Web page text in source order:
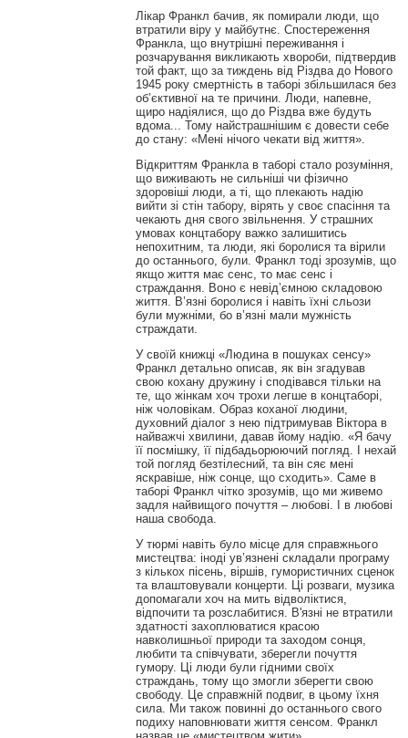
Лікар Франкл бачив, як помирали люди, що
втратили віру у майбутнє. Спостереження
Франкла, що внутрішні переживання і
розчарування викликають хвороби, підтвердив
той факт, що за тиждень від Різдва до Нового
1945 року смертність в таборі збільшилася без
об’єктивної на те причини. Люди, напевне,
щиро надіялися, що до Різдва вже будуть
вдома... Тому найстрашнішим є довести себе
до стану: «Мені нічого чекати від життя».
Відкриттям Франкла в таборі стало розуміння,
що виживають не сильніші чи фізично
здоровіші люди, а ті, що плекають надію
вийти зі стін табору, вірять у своє спасіння та
чекають дня свого звільнення. У страшних
умовах концтабору важко залишитись
непохитним, та люди, які боролися та вірили
до останнього, були. Франкл тоді зрозумів, що
якщо життя має сенс, то має сенс і
страждання. Воно є невід’ємною складовою
життя. В’язні боролися і навіть їхні сльози
були мужніми, бо в’язні мали мужність
страждати.
У своїй книжці «Людина в пошуках сенсу»
Франкл детально описав, як він згадував
свою кохану дружину і сподівався тільки на
те, що жінкам хоч трохи легше в концтаборі,
ніж чоловікам. Образ коханої людини,
духовний діалог з нею підтримував Віктора в
найважчі хвилини, давав йому надію. «Я бачу
її посмішку, її підбадьорюючий погляд. І нехай
той погляд безтілесний, та він сяє мені
яскравіше, ніж сонце, що сходить». Саме в
таборі Франкл чітко зрозумів, що ми живемо
задля найвищого почуття – любові. І в любові
наша свобода.
У тюрмі навіть було місце для справжнього
мистецтва: іноді ув’язнені складали програму
з кількох пісень, віршів, гумористичних сценок
та влаштовували концерти. Ці розваги, музика
допомагали хоч на мить відволіктися,
відпочити та розслабитися. В'язні не втратили
здатності захоплюватися красою
навколишньої природи та заходом сонця,
любити та співчувати, зберегли почуття
гумору. Ці люди були гідними своїх
страждань, тому що змогли зберегти свою
свободу. Це справжній подвиг, в цьому їхня
сила. Ми також повинні до останнього свого
подиху наповнювати життя сенсом. Франкл